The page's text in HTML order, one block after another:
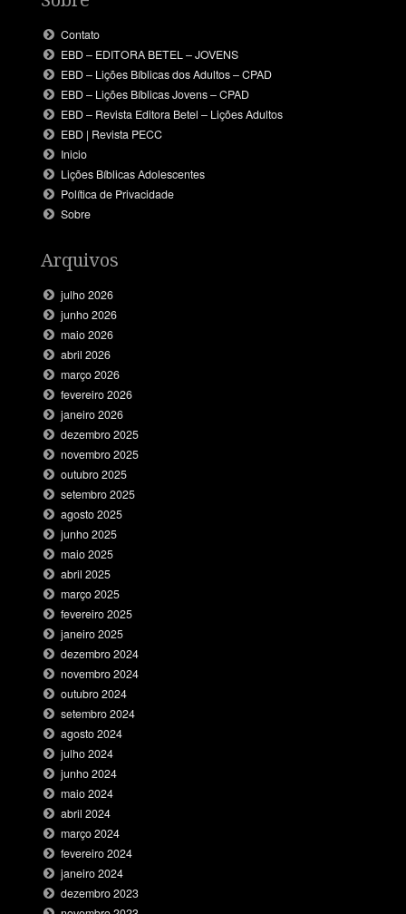
Contato
EBD – EDITORA BETEL – JOVENS
EBD – Lições Bíblicas dos Adultos – CPAD
EBD – Lições Bíblicas Jovens – CPAD
EBD – Revista Editora Betel – Lições Adultos
EBD | Revista PECC
Inicio
Lições Bíblicas Adolescentes
Política de Privacidade
Sobre
Arquivos
julho 2026
junho 2026
maio 2026
abril 2026
março 2026
fevereiro 2026
janeiro 2026
dezembro 2025
novembro 2025
outubro 2025
setembro 2025
agosto 2025
junho 2025
maio 2025
abril 2025
março 2025
fevereiro 2025
janeiro 2025
dezembro 2024
novembro 2024
outubro 2024
setembro 2024
agosto 2024
julho 2024
junho 2024
maio 2024
abril 2024
março 2024
fevereiro 2024
janeiro 2024
dezembro 2023